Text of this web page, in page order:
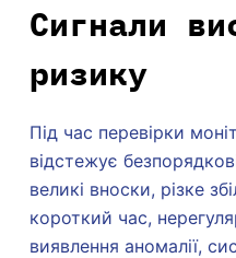
Сигнали
ризику
Під час перевірки
відстежує
великі вноски, різке
короткий час,
виявлення аномалії,